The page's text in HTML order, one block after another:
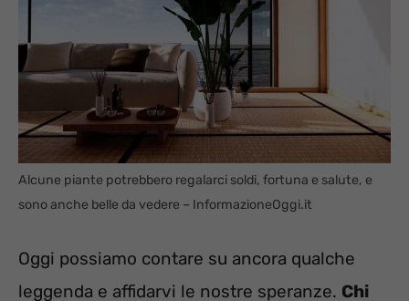
Alcune piante potrebbero regalarci soldi, fortuna e salute, e
sono anche belle da vedere – InformazioneOggi.it
Oggi possiamo contare su ancora qualche
leggenda e affidarvi le nostre speranze. Chi